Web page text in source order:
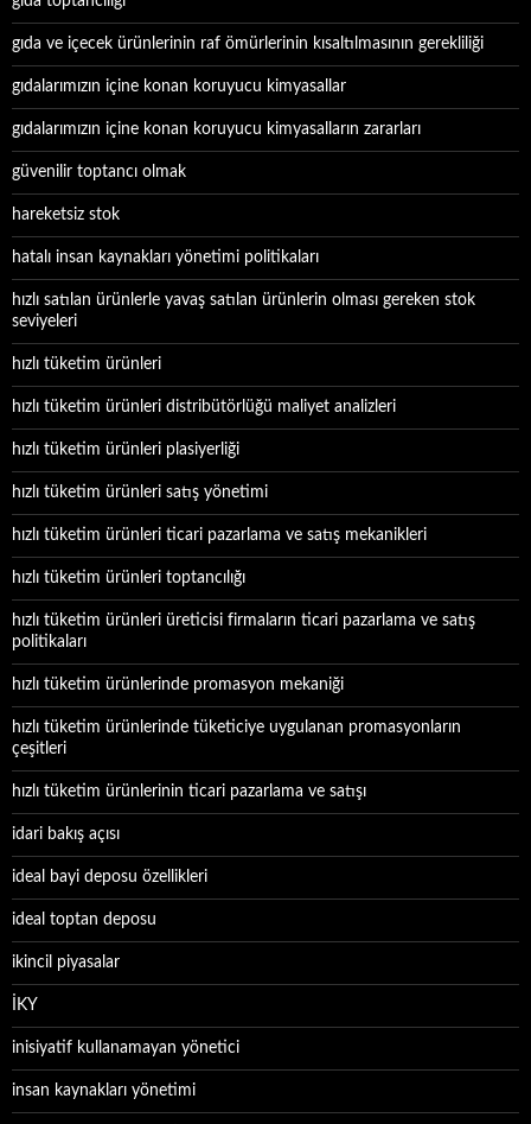
gıda ve içecek ürünlerinin raf ömürlerinin kısaltılmasının gerekliliği
gıdalarımızın içine konan koruyucu kimyasallar
gıdalarımızın içine konan koruyucu kimyasalların zararları
güvenilir toptancı olmak
hareketsiz stok
hatalı insan kaynakları yönetimi politikaları
hızlı satılan ürünlerle yavaş satılan ürünlerin olması gereken stok
seviyeleri
hızlı tüketim ürünleri
hızlı tüketim ürünleri distribütörlüğü maliyet analizleri
hızlı tüketim ürünleri plasiyerliği
hızlı tüketim ürünleri satış yönetimi
hızlı tüketim ürünleri ticari pazarlama ve satış mekanikleri
hızlı tüketim ürünleri toptancılığı
hızlı tüketim ürünleri üreticisi firmaların ticari pazarlama ve satış
politikaları
hızlı tüketim ürünlerinde promasyon mekaniği
hızlı tüketim ürünlerinde tüketiciye uygulanan promasyonların
çeşitleri
hızlı tüketim ürünlerinin ticari pazarlama ve satışı
idari bakış açısı
ideal bayi deposu özellikleri
ideal toptan deposu
ikincil piyasalar
İKY
inisiyatif kullanamayan yönetici
insan kaynakları yönetimi